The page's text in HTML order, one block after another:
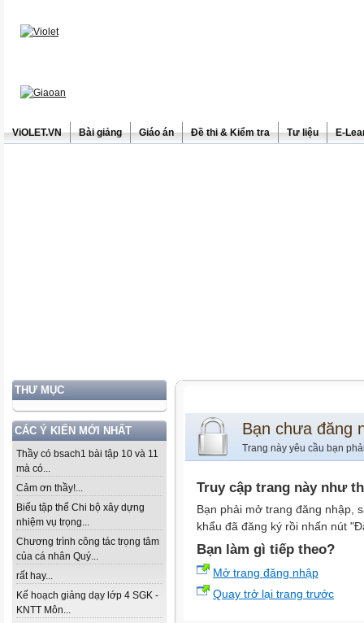
ViOLET.VN Bài giảng Giáo án Đề thi & Kiểm tra Tư liệu E-
THƯ MỤC
CÁC Ý KIẾN MỚI NHẤT
Thầy có bsach1 bài tập 10 và 11
mà có...
Cảm ơn thầy!...
Biểu tập thể Chi bộ xây dựng
nhiệm vụ trọng...
Chương trình công tác trọng tâm
của cá nhân Quý...
rất hay...
Kế hoạch giảng dạy lớp 4 SGK -
KNTT Môn...
Bạn chưa đăng
Trang này yêu cầu bạn
Truy cập trang này như
Bạn phải mở trang đăng nhập,
khẩu đã đăng ký rồi nhấn nút
Bạn làm gì tiếp theo?
Mở trang đăng nhập
Quay trở lại trang trước